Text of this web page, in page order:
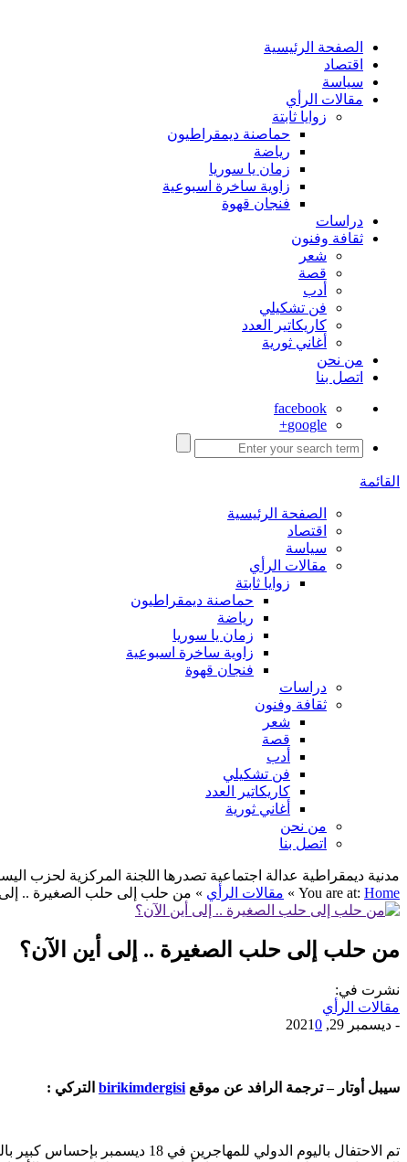
الصفحة الرئيسية
اقتصاد
سياسة
مقالات الرأي
زوايا ثابتة
حماصنة ديمقراطيون
رياضة
زمان يا سوريا
زاوية ساخرة اسبوعية
فنجان قهوة
دراسات
ثقافة وفنون
شعر
قصة
أدب
فن تشكيلي
كاريكاتير العدد
أغاني ثورية
من نحن
اتصل بنا
facebook
google+
القائمة
الصفحة الرئيسية
اقتصاد
سياسة
مقالات الرأي
زوايا ثابتة
حماصنة ديمقراطيون
رياضة
زمان يا سوريا
زاوية ساخرة اسبوعية
فنجان قهوة
دراسات
ثقافة وفنون
شعر
قصة
أدب
فن تشكيلي
كاريكاتير العدد
أغاني ثورية
من نحن
اتصل بنا
مدنية ديمقراطية عدالة اجتماعية تصدرها اللجنة المركزية لحزب اليسار
You are at: Home
» مقالات الرأي » من حلب إلى حلب الصغيرة .. إلى
من حلب إلى حلب الصغيرة .. إلى أين الآن؟
نشرت في:
مقالات الرأي
- ديسمبر 29, 2021 0
سيبل أوتار – ترجمة الرافد عن موقع birikimdergisi التركي :
تم الاحتفال باليوم الدولي